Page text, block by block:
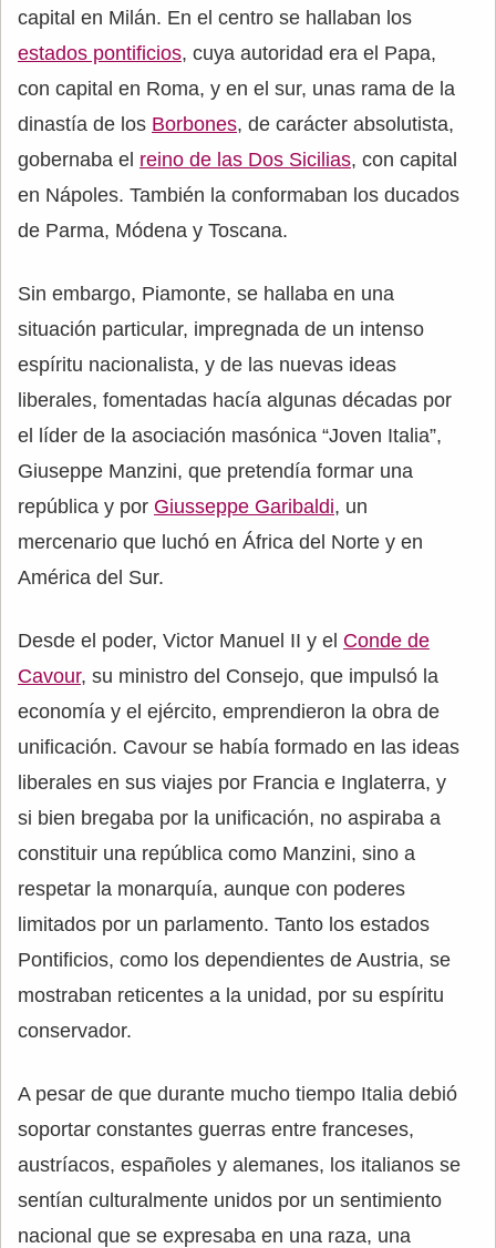
capital en Milán. En el centro se hallaban los
estados pontificios, cuya autoridad era el Papa,
con capital en Roma, y en el sur, unas rama de la
dinastía de los Borbones, de carácter absolutista,
gobernaba el reino de las Dos Sicilias, con capital
en Nápoles. También la conformaban los ducados
de Parma, Módena y Toscana.
Sin embargo, Piamonte, se hallaba en una
situación particular, impregnada de un intenso
espíritu nacionalista, y de las nuevas ideas
liberales, fomentadas hacía algunas décadas por
el líder de la asociación masónica “Joven Italia”,
Giuseppe Manzini, que pretendía formar una
república y por Giusseppe Garibaldi, un
mercenario que luchó en África del Norte y en
América del Sur.
Desde el poder, Victor Manuel II y el Conde de
Cavour, su ministro del Consejo, que impulsó la
economía y el ejército, emprendieron la obra de
unificación. Cavour se había formado en las ideas
liberales en sus viajes por Francia e Inglaterra, y
si bien bregaba por la unificación, no aspiraba a
constituir una república como Manzini, sino a
respetar la monarquía, aunque con poderes
limitados por un parlamento. Tanto los estados
Pontificios, como los dependientes de Austria, se
mostraban reticentes a la unidad, por su espíritu
conservador.
A pesar de que durante mucho tiempo Italia debió
soportar constantes guerras entre franceses,
austríacos, españoles y alemanes, los italianos se
sentían culturalmente unidos por un sentimiento
nacional que se expresaba en una raza, una